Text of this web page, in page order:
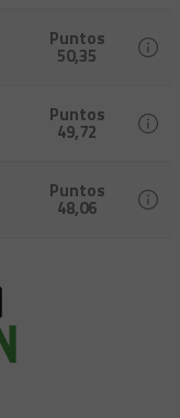
Puntos
50,35
Puntos
49,72
Puntos
48,06